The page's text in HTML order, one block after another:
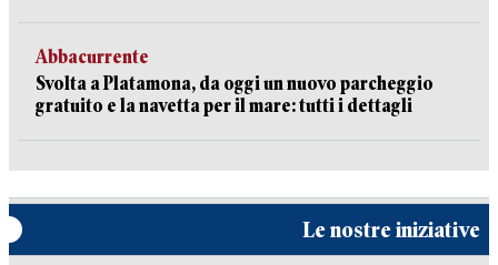
Abbacurrente
Svolta a Platamona, da oggi un nuovo parcheggio
gratuito e la navetta per il mare: tutti i dettagli
Le nostre iniziative